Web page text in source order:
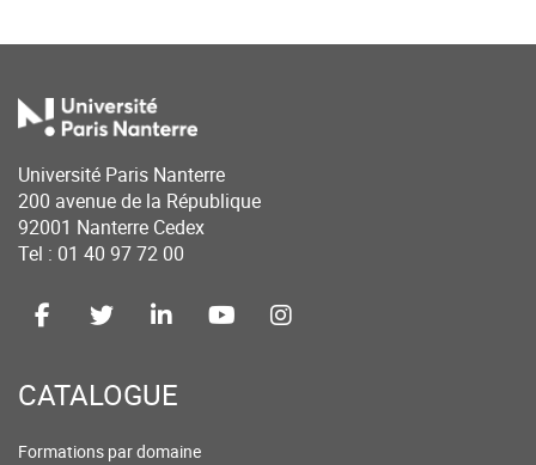
Université Paris Nanterre
200 avenue de la République
92001 Nanterre Cedex
Tel : 01 40 97 72 00
CATALOGUE
Formations par domaine